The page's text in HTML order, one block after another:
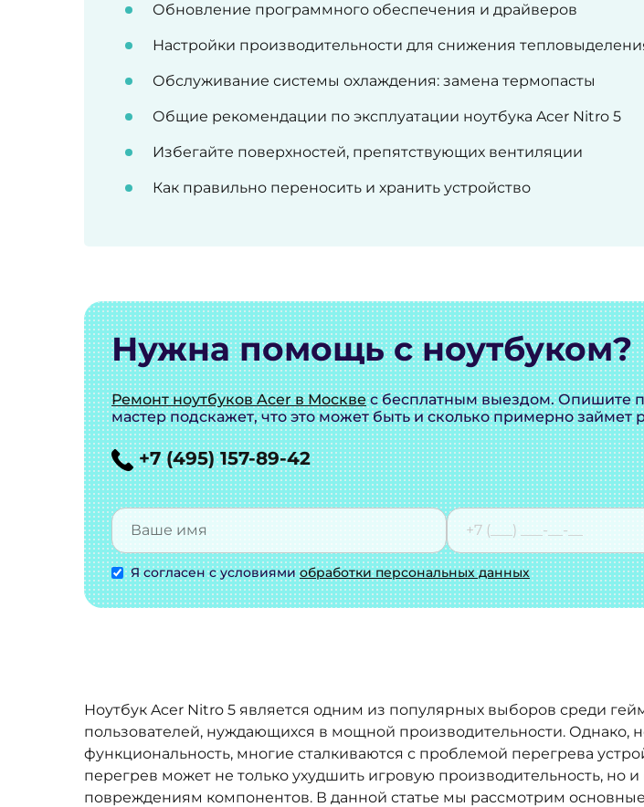
Обновление программного обеспечения и драйверов
Настройки производительности для снижения
Обслуживание системы охлаждения: замена термопасты
Общие рекомендации по эксплуатации ноутбука Acer Nitro 5
Избегайте поверхностей, препятствующих вентиляции
Как правильно переносить и хранить устройство
Нужна помощь с ноутбуком?
Ремонт ноутбуков Acer в Москвес бесплатным выездом. Опишите
мастер подскажет, что это может быть и сколько примерно займет
+7 (495) 157-89-42
Я согласен с условиямиобработки персональных данных
Ноутбук Acer Nitro 5 является одним из популярных выборов среди
пользователей, нуждающихся в мощной производительности. Однако,
функциональность, многие сталкиваются с проблемой перегрева
перегрев может не только ухудшить игровую производительность, но и
повреждениям компонентов. В данной статье мы рассмотрим